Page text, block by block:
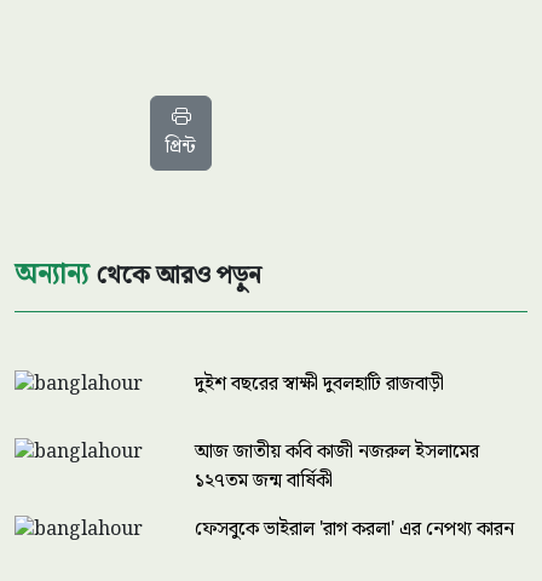
প্রিন্ট
অন্যান্যথেকে আরও পড়ুন
দুইশ বছরের স্বাক্ষী দুবলহাটি রাজবাড়ী
আজ জাতীয় কবি কাজী নজরুল ইসলামের
১২৭তম জন্ম বার্ষিকী
ফেসবুকে ভাইরাল 'রাগ করলা' এর নেপথ্য কারন